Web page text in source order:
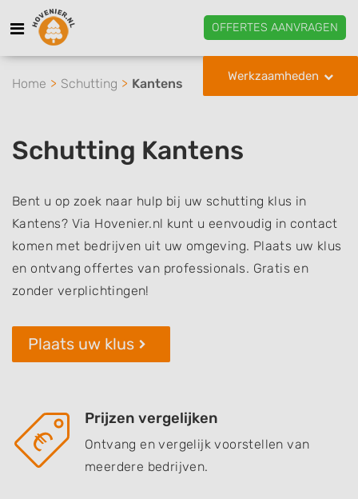
OFFERTES AANVRAGEN
Werkzaamheden
Home Schutting Kantens
Schutting Kantens
Bent u op zoek naar hulp bij uw schutting klus in
Kantens? Via Hovenier.nl kunt u eenvoudig in contact
komen met bedrijven uit uw omgeving. Plaats uw klus
en ontvang offertes van professionals. Gratis en
zonder verplichtingen!
Plaats uw klus
Prijzen vergelijken
Ontvang en vergelijk voorstellen van
meerdere bedrijven.